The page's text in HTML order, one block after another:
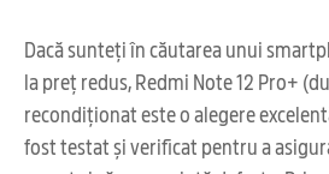
Dacă sunteți în căutarea unui
la preț redus, Redmi Note 12 Pro+
recondiționat este o alegere
fost testat și verificat pentru a